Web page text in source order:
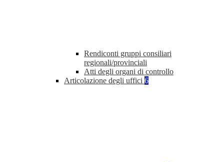
Rendiconti gruppi consiliari
regionali/provinciali
Atti degli organi di controllo
Articolazione degli uffici 6